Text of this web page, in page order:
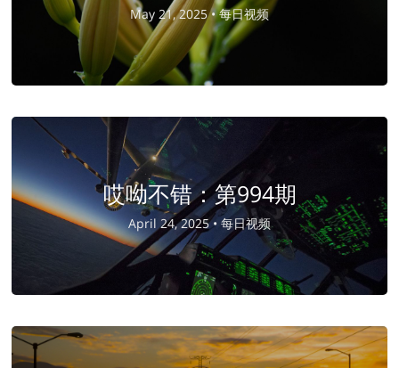
May 21, 2025 •每日视频
哎呦不错：第994期
April 24, 2025 • 每日视频